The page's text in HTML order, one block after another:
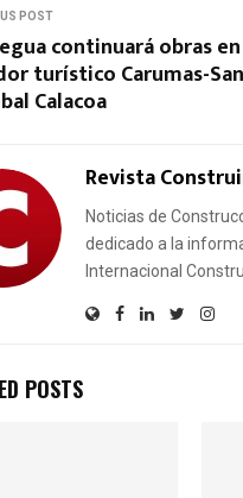
POST
continuará obras en
turístico Carumas-San
Calacoa
Revista
Noticias de
dedicado a la
Internacional
POSTS